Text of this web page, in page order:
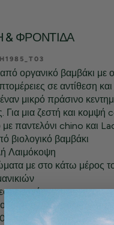
& ΦΡΟΝΤΊΔΑ
οργανικό βαμβάκι με
σε αντίθεση
μικρό πράσινο
Για μια ζεστή και κομψή
με παντελόνι chino και
βιολογικό βαμβάκι
Λαιμόκοψη
με στο κάτω μέρος
πράσινος κροκόδειλος